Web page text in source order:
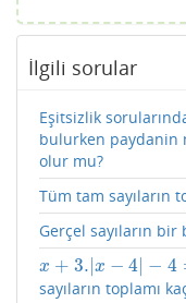
İlgili sorular
Eşitsizlik
bulurken paydanin
olur mu?
Tüm tam sayıların
Gerçel sayıların bir
x + 3. x − 4 − 4
x+ 3. |x− 4| −4 =0
sayıların toplamı